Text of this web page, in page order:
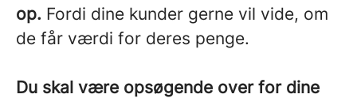
op. Fordi dine kunder gerne vil vide, om
de får værdi for deres penge.
Du skal være opsøgende over for dine